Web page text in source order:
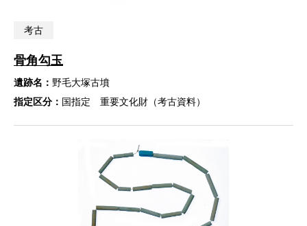
考古
骨角勾玉
遺跡名： 野毛大塚古墳
指定区分： 国指定 重要文化財（考古資料）